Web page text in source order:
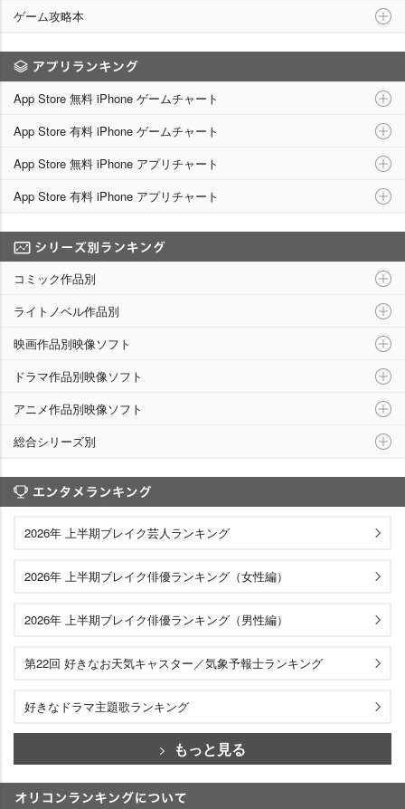
ゲーム攻略本
App Store 無料 iPhone ゲームチャート
App Store 有料 iPhone ゲームチャート
App Store 無料 iPhone アプリチャート
App Store 有料 iPhone アプリチャート
コミック作品別
ライトノベル作品別
映画作品別映像ソフト
ドラマ作品別映像ソフト
アニメ作品別映像ソフト
総合シリーズ別
2026年 上半期ブレイク芸人ランキング
2026年 上半期ブレイク俳優ランキング（女性編）
2026年 上半期ブレイク俳優ランキング（男性編）
第22回 好きなお天気キャスター／気象予報士ランキング
好きなドラマ主題歌ランキング
もっと見る